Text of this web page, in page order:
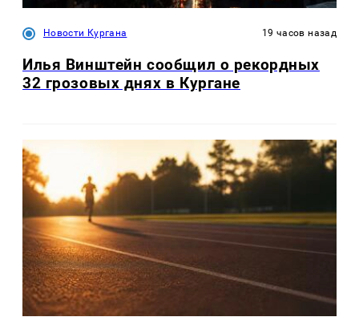
Новости Кургана 19 часов назад
Илья Винштейн сообщил о рекордных
32 грозовых днях в Кургане